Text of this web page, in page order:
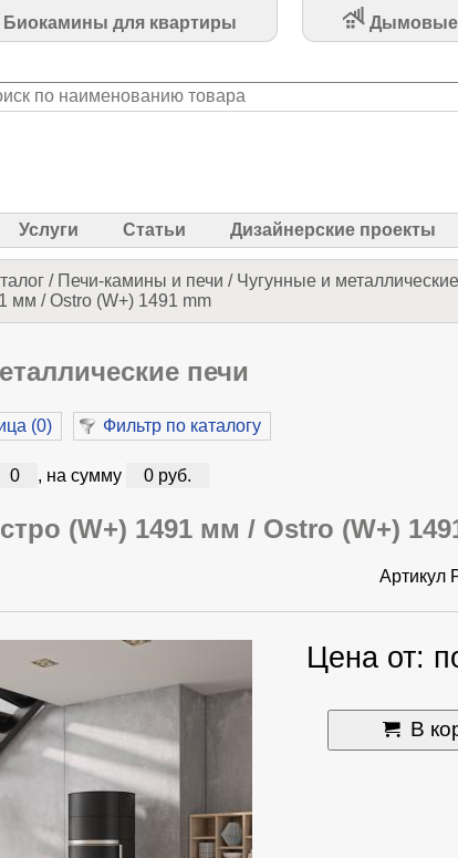
для квартиры Дымовые
Услуги Статьи Дизайнерские проекты
/ Печи-камины и печи / Чугунные и
мм / Ostro (W+) 1491 mm
печи
(0) Фильтр по каталогу
0 , на сумму 0 руб.
(W+) 1491 мм / Ostro (W+)
Артикул
Цена от:
В